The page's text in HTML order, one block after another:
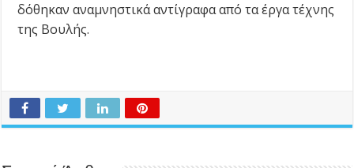
δόθηκαν αναμνηστικά αντίγραφα από τα έργα τέχνης
της Βουλής.